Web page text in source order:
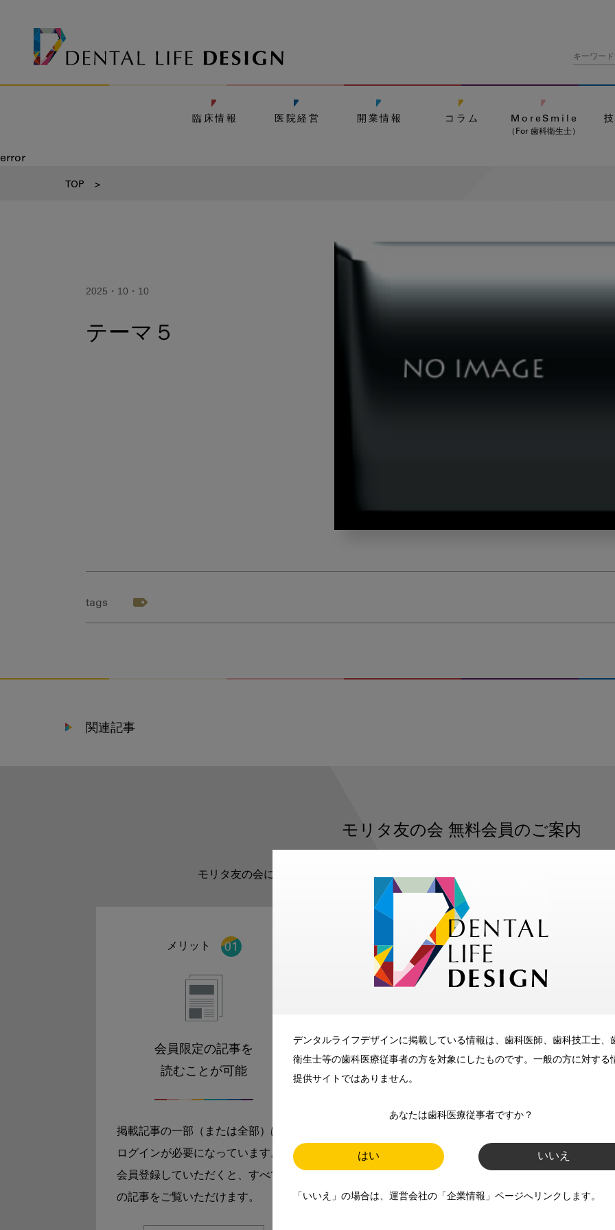
デンタルライフデザインに掲載している情報は、歯科医師、歯科技工士、
衛生士等の歯科医療従事者の方を対象にしたものです。一般の方に対する
提供サイトではありません。
あなたは歯科医療従事者ですか？
はい いいえ
「いいえ」の場合は、運営会社の「企業情報」ページへリンクします。
臨床情報 医院経営 開業情報 コラム MoreSmile
（For 歯科衛生士）
error
TOP >
2025・10・10
テーマ５
tags
関連記事
モリタ友の会 無料会員のご案内
モリタ友の会に登録いただくと、デンタルライフデザインをもっと便利にご利用い
メリット
会員限定の記事を
読むことが可能
掲載記事の一部（または全部）は
ログインが必要になっています。
会員登録していただくと、すべて
の記事をご覧いただけます。
メリット
メールマガジンでお届け
師、歯科衛生士、歯科技工士）に
お届けします。